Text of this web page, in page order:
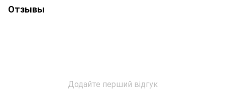
Отзывы
Додайте перший відгук